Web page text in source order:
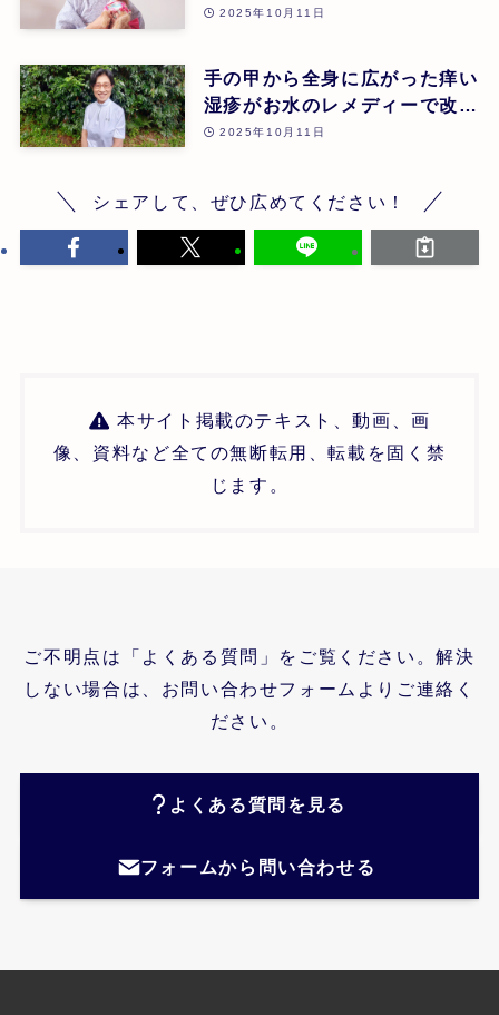
パシーでケアし幸せなお産に至
回
2025年10月11日
手の甲から全身に広がった痒い
湿疹がお水のレメディーで改善
されたケース | 増田敬子 | 第
2025年10月11日
シェアして、ぜひ広めてください！
本サイト掲載のテキスト、動画、画
像、資料など全ての無断転用、転載を固く禁
じます。
ご不明点は「よくある質問」をご覧ください。解決
しない場合は、お問い合わせフォームよりご連絡く
ださい。
よくある質問を見る
フォームから問い合わせる